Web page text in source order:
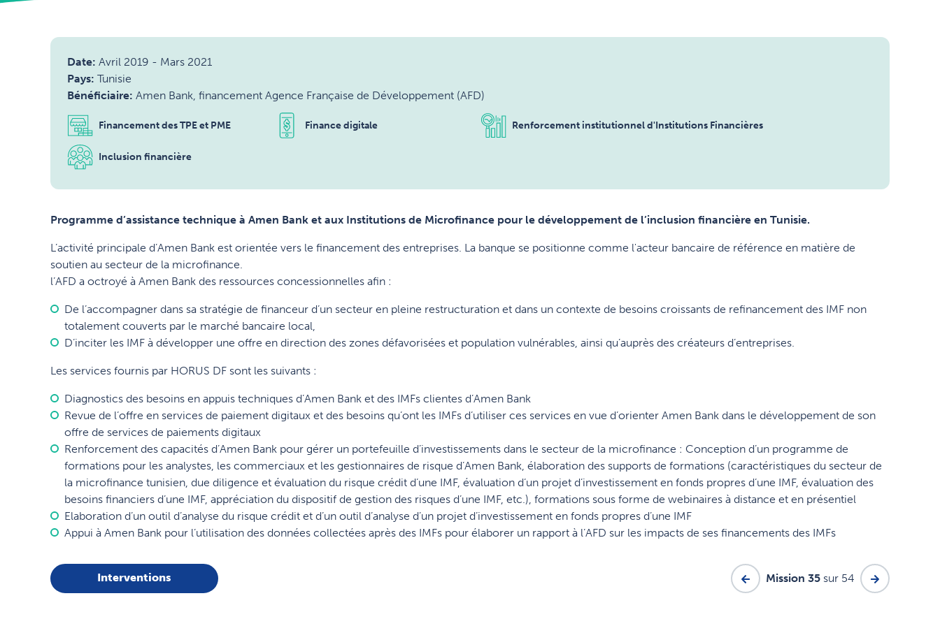
Date: Avril 2019 - Mars 2021
Pays: Tunisie
Bénéficiaire: Amen Bank, financement Agence Française de Développement (AFD)
Financement des TPE et PME Finance digitale Renforcement institutionnel d'Institutions Financières
Inclusion financière
Programme d’assistance technique à Amen Bank et aux Institutions de Microfinance pour le développement de l’inclusion financière en Tunisie.
L’activité principale d’Amen Bank est orientée vers le financement des entreprises. La banque se positionne comme l'acteur bancaire de référence en matière de
soutien au secteur de la microfinance.
l’AFD a octroyé à Amen Bank des ressources concessionnelles afin :
De l’accompagner dans sa stratégie de financeur d’un secteur en pleine restructuration et dans un contexte de besoins croissants de refinancement des IMF non
totalement couverts par le marché bancaire local,
D’inciter les IMF à développer une offre en direction des zones défavorisées et population vulnérables, ainsi qu’auprès des créateurs d’entreprises.
Les services fournis par HORUS DF sont les suivants :
Diagnostics des besoins en appuis techniques d’Amen Bank et des IMFs clientes d’Amen Bank
Revue de l’offre en services de paiement digitaux et des besoins qu’ont les IMFs d’utiliser ces services en vue d’orienter Amen Bank dans le développement de son
offre de services de paiements digitaux
Renforcement des capacités d’Amen Bank pour gérer un portefeuille d’investissements dans le secteur de la microfinance : Conception d’un programme de
formations pour les analystes, les commerciaux et les gestionnaires de risque d’Amen Bank, élaboration des supports de formations (caractéristiques du secteur de
la microfinance tunisien, due diligence et évaluation du risque crédit d’une IMF, évaluation d’un projet d’investissement en fonds propres d’une IMF, évaluation des
besoins financiers d’une IMF, appréciation du dispositif de gestion des risques d’une IMF, etc.), formations sous forme de webinaires à distance et en présentiel
Elaboration d’un outil d’analyse du risque crédit et d’un outil d’analyse d’un projet d’investissement en fonds propres d’une IMF
Appui à Amen Bank pour l’utilisation des données collectées après des IMFs pour élaborer un rapport à l’AFD sur les impacts de ses financements des IMFs
Mission 35 sur 54
Interventions